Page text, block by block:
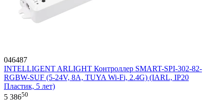
046487
INTELLIGENT ARLIGHT Контроллер SMART-SPI-302-82-
RGBW-SUF (5-24V, 8A, TUYA Wi-Fi, 2.4G) (IARL, IP20
Пластик, 5 лет)
5 38650